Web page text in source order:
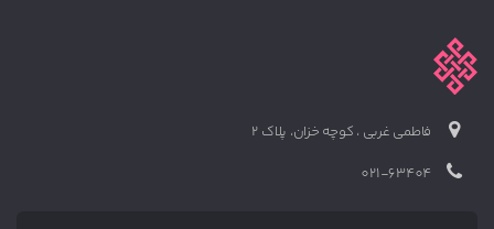
فاطمی غربی ، کوچه خزان، پلاک 2
021-63404